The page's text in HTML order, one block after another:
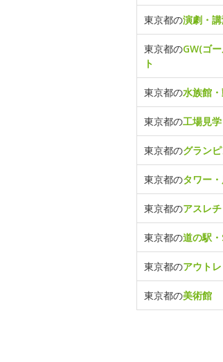
東京都の演劇・
東京都のGW(ゴ
ト
東京都の水族館
東京都の工場見学
東京都のグラン
東京都のタワー
東京都のアスレ
東京都の道の駅
東京都のアウト
東京都の美術館